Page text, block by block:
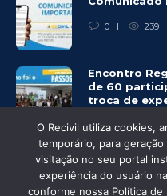
0 239
Encontro
de 60
troca de
0 245
O Recivil utiliza cookies,
temporário, para
visitação no seu portal
experiência do usuário
conforme nossa Política de